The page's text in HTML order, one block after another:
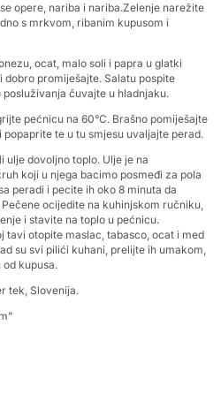
opere, nariba i nariba.Zelenje narežite
s mrkvom, ribanim kupusom i
ocat, malo soli i papra u glatki
promiješajte. Salatu pospite
čuvajte u hladnjaku.
pećnicu na 60°C. Brašno pomiješajte
te u tu smjesu uvaljajte perad.
dovoljno toplo. Ulje je na
koji u njega bacimo posmeđi za pola
peradi i pecite ih oko 8 minuta da
ocijedite na kuhinjskom ručniku,
i stavite na toplo u pećnicu.
tavi otopite maslac, tabasco, ocat i med
su svi pilići kuhani, prelijte ih umakom,
kupusa.
tek, Slovenija.